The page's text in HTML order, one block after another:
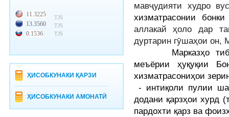
11.3225
13.3560
0.1536
TJS
TJS
TJS
ҲИСОБКУНАКИ ҚАРЗИ
ҲИСОБКУНАКИ АМОНАТӢ
мавҷудияти худро
хизматрасонии
аллакай ҳоло дар
дуртарин гӯшаҳои он,
Марказҳо тибқи
меъёрии ҳуқуқии
хизматрасониҳои
- интиқоли пулии
додани қарзҳои хурд
пардохти қарз ва